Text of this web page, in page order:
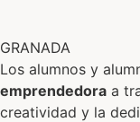
GRANADA
Los alumnos y
emprendedora a
creatividad y la